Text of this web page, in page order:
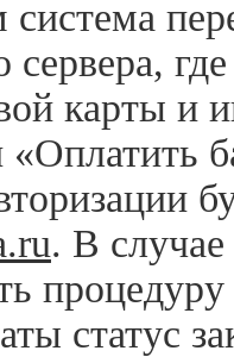
система
сервера,
карты и
. В
статус